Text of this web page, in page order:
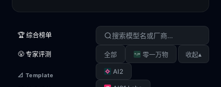
🏆 综合榜单
😤 专家评测
📐 Template
全部 零一万物
AI2
收起▴